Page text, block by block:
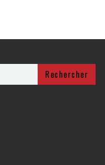
Rechercher